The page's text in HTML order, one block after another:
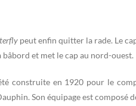
peut enfin quitter la rade. Le
bâbord et met le cap au nord-ouest.
construite en 1920 pour le
Son équipage est